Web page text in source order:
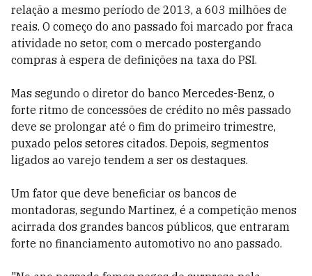
relação a mesmo período de 2013, a 603 milhões de
reais. O começo do ano passado foi marcado por fraca
atividade no setor, com o mercado postergando
compras à espera de definições na taxa do PSI.
Mas segundo o diretor do banco Mercedes-Benz, o
forte ritmo de concessões de crédito no mês passado
deve se prolongar até o fim do primeiro trimestre,
puxado pelos setores citados. Depois, segmentos
ligados ao varejo tendem a ser os destaques.
Um fator que deve beneficiar os bancos de
montadoras, segundo Martinez, é a competição menos
acirrada dos grandes bancos públicos, que entraram
forte no financiamento automotivo no ano passado.